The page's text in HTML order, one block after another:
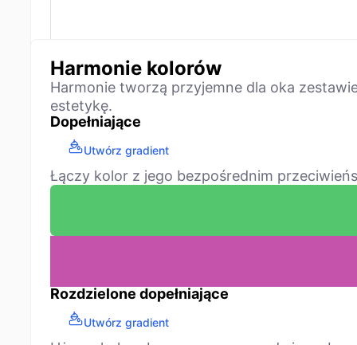
Harmonie kolorów
Harmonie tworzą przyjemne dla oka
estetykę.
Dopełniające
Utwórz gradient
Łączy kolor z jego bezpośrednim
Rozdzielone dopełniające
Utwórz gradient